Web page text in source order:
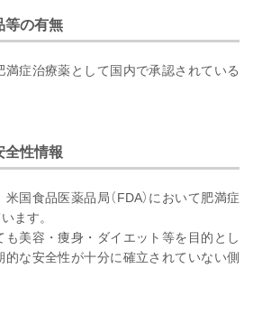
等の有無
満症治療薬として国内で承認されている
全性情報
国食品医薬品局（FDA）において肥満症
ます。
も美容・痩身・ダイエット等を目的とし
的な安全性が十分に確立されていない側